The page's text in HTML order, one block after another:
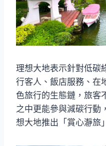
理想大地表示針對低碳
行客人、飯店服務、在
色旅行的生態鏈，旅客
之中更能參與減碳行動
想大地推出「賞心瀞旅